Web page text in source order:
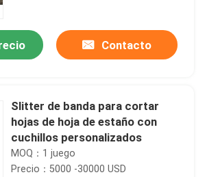
Contacto
Slitter de banda para cortar
hojas de hoja de estaño con
cuchillos personalizados
MOQ：1 juego
Precio：5000 -30000 USD